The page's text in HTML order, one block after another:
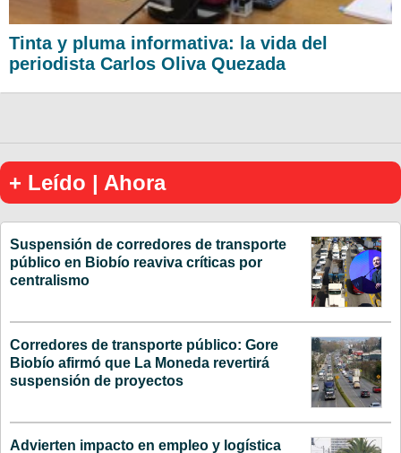
Tinta y pluma informativa: la vida del
periodista Carlos Oliva Quezada
+ Leído | Ahora
Suspensión de corredores de transporte
público en Biobío reaviva críticas por
centralismo
Corredores de transporte público: Gore
Biobío afirmó que La Moneda revertirá
suspensión de proyectos
Advierten impacto en empleo y logística